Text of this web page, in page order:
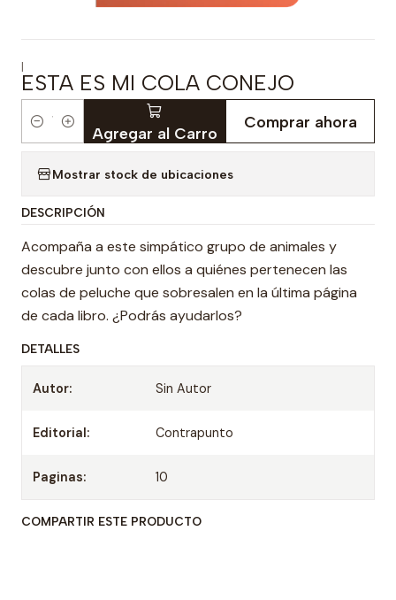
|
ESTA ES MI COLA CONEJO
Cantidad Agregar al Carro
Comprar ahora
Mostrar stock de ubicaciones
DESCRIPCIÓN
Acompaña a este simpático grupo de animales y
descubre junto con ellos a quiénes pertenecen las
colas de peluche que sobresalen en la última página
de cada libro. ¿Podrás ayudarlos?
DETALLES
Autor: Sin Autor
Editorial: Contrapunto
Paginas: 10
COMPARTIR ESTE PRODUCTO